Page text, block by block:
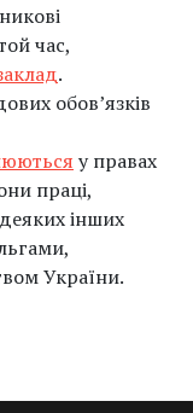
час,
.
обовʼязків
у правах
праці,
інших
України.